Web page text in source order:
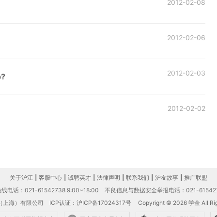
2012-02-08
2012-02-06
2012-02-03
2012-02-02
关于沪江 客服中心 诚聘英才 法律声明 联系我们 沪友故事
推广联盟
线电话：021-61542738 9:00~18:00
不良信息与数据安全举报电话：021-
上海）有限公司 ICP认证：沪ICP备17024317号 Copyright © 2026 学金 All